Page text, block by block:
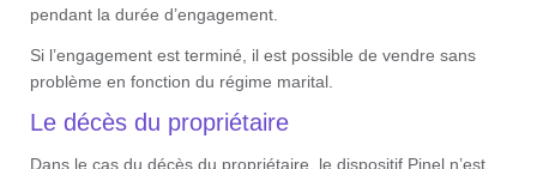
pendant la durée d’engagement.
Si l’engagement est terminé, il est possible de vendre sans
problème en fonction du régime marital.
Le décès du propriétaire
Dans le cas du décès du propriétaire, le dispositif Pinel n’est